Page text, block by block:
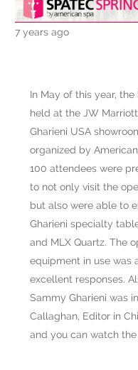
7 years ago
In May of this year,
held at the JW
Gharieni USA
organized by
100 attendees were
to not only visit the
but also were able to
Gharieni specialty
and MLX Quartz. The
equipment in use was
excellent responses.
Sammy Gharieni was
Callaghan, Editor in
and you can watch